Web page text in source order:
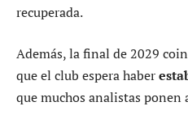
recuperada.
Además, la final de 2029
que el club espera haber
que muchos analistas ponen